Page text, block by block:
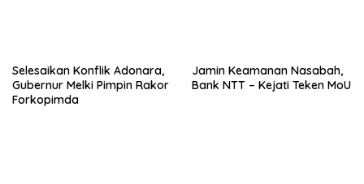
Selesaikan Konflik Adonara,
Gubernur Melki Pimpin Rakor
Forkopimda
Jamin Keamanan Nasabah,
Bank NTT – Kejati Teken MoU